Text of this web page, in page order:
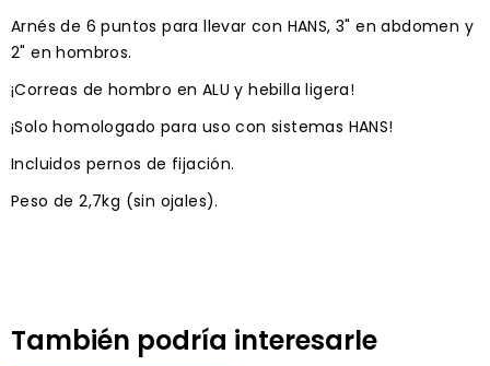
Arnés de 6 puntos para llevar con HANS, 3" en abdomen y
2" en hombros.
¡Correas de hombro en ALU y hebilla ligera!
¡Solo homologado para uso con sistemas HANS!
Incluidos pernos de fijación.
Peso de 2,7kg (sin ojales).
También podría interesarle